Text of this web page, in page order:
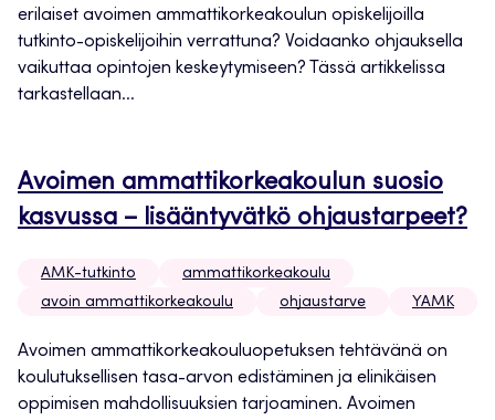
erilaiset avoimen ammattikorkeakoulun opiskelijoilla
tutkinto-opiskelijoihin verrattuna? Voidaanko ohjauksella
vaikuttaa opintojen keskeytymiseen? Tässä artikkelissa
tarkastellaan...
Avoimen ammattikorkeakoulun suosio
kasvussa – lisääntyvätkö ohjaustarpeet?
AMK-tutkinto
ammattikorkeakoulu
avoin ammattikorkeakoulu
ohjaustarve YAMK
Avoimen ammattikorkeakouluopetuksen tehtävänä on
koulutuksellisen tasa-arvon edistäminen ja elinikäisen
oppimisen mahdollisuuksien tarjoaminen. Avoimen